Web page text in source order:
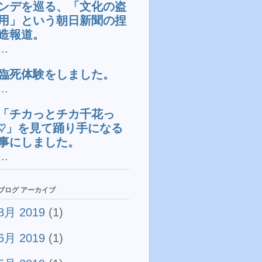
デを巡る、「文化の盗
」という朝日新聞の捏
報道。
死体験をしました。
チカっとチカ千花っ
」を見て踊り手になる
にしました。
ログ アーカイブ
月 2019 (1)
月 2019 (1)